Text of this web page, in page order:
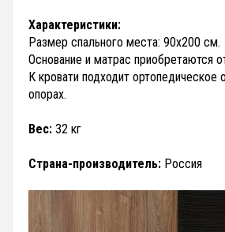
Характеристики:
Размер спального места: 90х200 см.
Основание и матрас приобретаются
К кровати подходит ортопедическое
опорах.
Вес: 32 кг
Страна-производитель: Россия